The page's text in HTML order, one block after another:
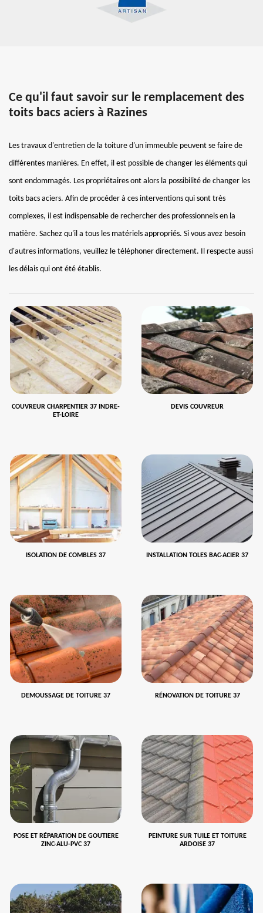
Ce qu'il faut savoir sur le remplacement des
toits bacs aciers à Razines
Les travaux d'entretien de la toiture d'un immeuble peuvent se faire de
différentes manières. En effet, il est possible de changer les éléments qui
sont endommagés. Les propriétaires ont alors la possibilité de changer les
toits bacs aciers. Afin de procéder à ces interventions qui sont très
complexes, il est indispensable de rechercher des professionnels en la
matière. Sachez qu'il a tous les matériels appropriés. Si vous avez besoin
d'autres informations, veuillez le téléphoner directement. Il respecte aussi
les délais qui ont été établis.
COUVREUR CHARPENTIER 37 INDRE-
ET-LOIRE
DEVIS COUVREUR
ISOLATION DE COMBLES 37 INSTALLATION TOLES BAC-ACIER 37
DEMOUSSAGE DE TOITURE 37 RÉNOVATION DE TOITURE 37
POSE ET RÉPARATION DE GOUTIERE
ZINC-ALU-PVC 37
PEINTURE SUR TUILE ET TOITURE
ARDOISE 37